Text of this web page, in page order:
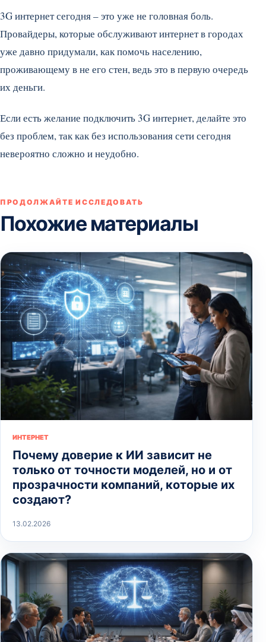
3G интернет сегодня – это уже не головная боль.
Провайдеры, которые обслуживают интернет в городах
уже давно придумали, как помочь населению,
проживающему в не его стен, ведь это в первую очередь
их деньги.
Если есть желание подключить 3G интернет, делайте это
без проблем, так как без использования сети сегодня
невероятно сложно и неудобно.
ПРОДОЛЖАЙТЕ ИССЛЕДОВАТЬ
Похожие материалы
ИНТЕРНЕТ
Почему доверие к ИИ зависит не
только от точности моделей, но и от
прозрачности компаний, которые их
создают?
13.02.2026